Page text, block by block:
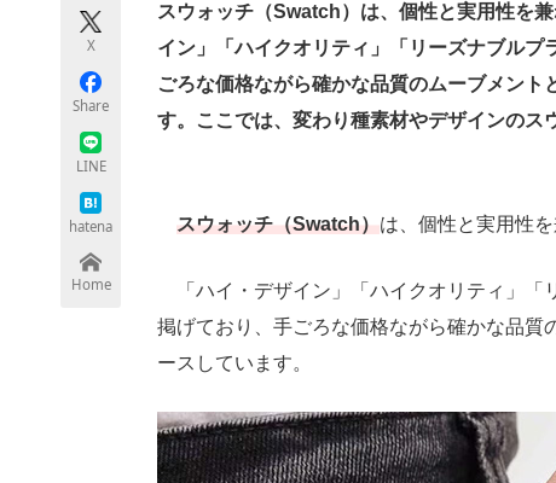
モノづくり技術者専門サイト エレクトロニ
ちょっと気になるネットの話題
X
Share
LINE
hatena
Home
スウォッチ（Swatch）は、個性と実用性を
イン」「ハイクオリティ」「リーズナブル
ごろな価格ながら確かな品質のムーブメン
す。ここでは、変わり種素材やデザインのス
スウォッチ（Swatch）は、個性と実用性
「ハイ・デザイン」「ハイクオリティ」「
掲げており、手ごろな価格ながら確かな品質
ースしています。